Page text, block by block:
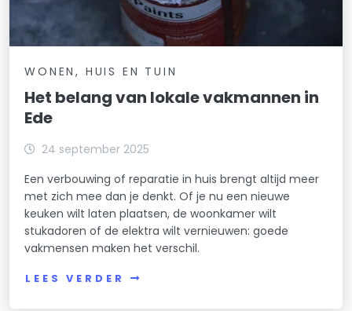
WONEN, HUIS EN TUIN
Het belang van lokale vakmannen in
Ede
24 september 2025
Een verbouwing of reparatie in huis brengt altijd meer
met zich mee dan je denkt. Of je nu een nieuwe
keuken wilt laten plaatsen, de woonkamer wilt
stukadoren of de elektra wilt vernieuwen: goede
vakmensen maken het verschil.
LEES VERDER